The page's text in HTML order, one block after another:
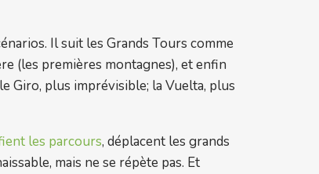
Il suit les Grands Tours comme
(les premières montagnes), et enfin
Giro, plus imprévisible; la Vuelta, plus
les parcours, déplacent les grands
mais ne se répète pas. Et